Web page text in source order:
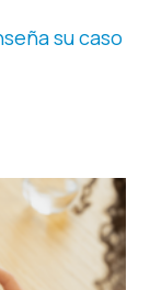
su caso